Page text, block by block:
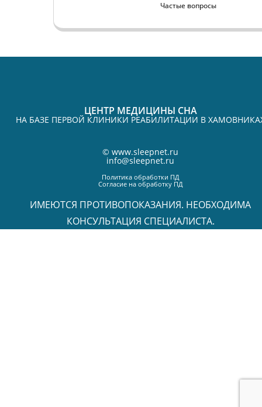
Частые вопросы
ЦЕНТР МЕДИЦИНЫ СНА
НА БАЗЕ ПЕРВОЙ КЛИНИКИ РЕАБИЛИТАЦИИ В
© www.sleepnet.ru
info@sleepnet.ru
Политика обработки ПД
Согласие на обработку ПД
ИМЕЮТСЯ ПРОТИВОПОКАЗАНИЯ. НЕОБХОДИМА
КОНСУЛЬТАЦИЯ СПЕЦИАЛИСТА.